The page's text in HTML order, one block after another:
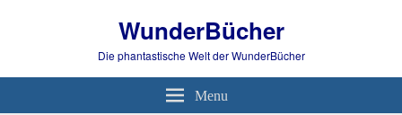
WunderBücher
Die phantastische Welt der WunderBücher
Menu